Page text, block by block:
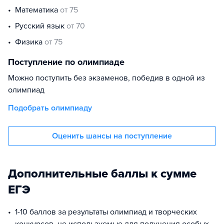
математика от 75
русский язык от 70
физика от 75
Поступление по олимпиаде
Можно поступить без экзаменов, победив в одной из
олимпиад
Подобрать олимпиаду
Оценить шансы на поступление
Дополнительные баллы к сумме
ЕГЭ
1-10 баллов за результаты олимпиад и творческих